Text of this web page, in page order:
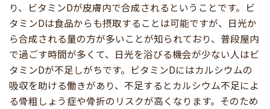
り、ビタミンDが皮膚内で合成されるということです。ビ
タミンDは食品からも摂取することは可能ですが、日光か
ら合成される量の方が多いことが知られており、普段屋内
で過ごす時間が多くて、日光を浴びる機会が少ない人はビ
タミンDが不足しがちです。ビタミンDにはカルシウムの
吸収を助ける働きがあり、不足するとカルシウム不足によ
る骨粗しょう症や骨折のリスクが高くなります。そのため